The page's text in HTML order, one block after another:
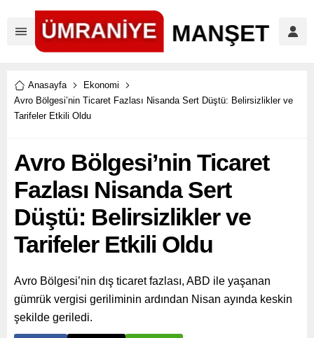
Anasayfa
Ekonomi
Avro Bölgesi’nin Ticaret Fazlası Nisanda Sert Düştü: Belirsizlikler ve
Tarifeler Etkili Oldu
Avro Bölgesi’nin Ticaret
Fazlası Nisanda Sert
Düştü: Belirsizlikler ve
Tarifeler Etkili Oldu
Avro Bölgesi’nin dış ticaret fazlası, ABD ile yaşanan
gümrük vergisi geriliminin ardından Nisan ayında keskin
şekilde geriledi.